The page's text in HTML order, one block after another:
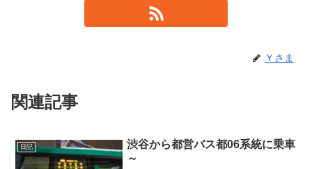
Ｙさま
関連記事
日記
渋谷から都営バス都06系統に乗車
～